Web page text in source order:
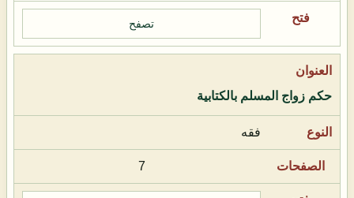
تصفح
حكم زواج المسلم بالكتابية
فقه
7